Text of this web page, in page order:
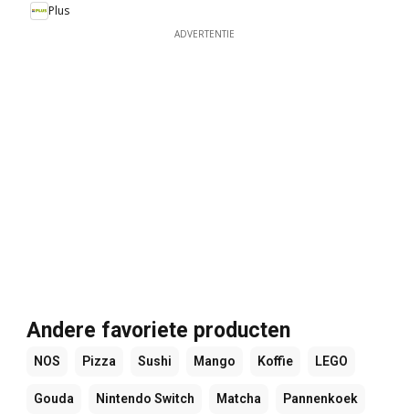
Plus
ADVERTENTIE
Andere favoriete producten
NOS Pizza Sushi Mango Koffie LEGO
Gouda Nintendo Switch Matcha Pannenkoek